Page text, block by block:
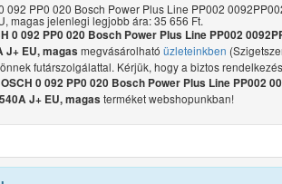
092 PP0 020 Bosch Power Plus Line PP002
magas jelenlegi legjobb ára: 35 656 Ft.
0 092 PP0 020 Bosch Power Plus Line PP002
J+ EU, magas megvásárolható üzleteinkben
futárszolgálattal. Kérjük, hogy a biztos
0 092 PP0 020 Bosch Power Plus Line PP002
J+ EU, magas terméket webshopunkban!